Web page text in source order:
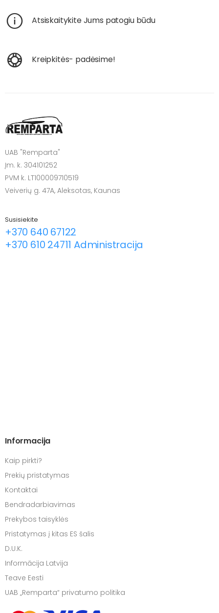
Atsiskaitykite Jums patogiu būdu
Kreipkitės- padėsime!
UAB "Remparta"
Įm. k. 304101252
PVM k. LT100009710519
Veiverių g. 47A, Aleksotas, Kaunas
Susisiekite
+370 640 67122
+370 610 24711 Administracija
Informacija
Kaip pirkti?
Prekių pristatymas
Kontaktai
Bendradarbiavimas
Prekybos taisyklės
Pristatymas į kitas ES šalis
D.U.K.
Informācija Latvija
Teave Eesti
UAB „Remparta“ privatumo politika